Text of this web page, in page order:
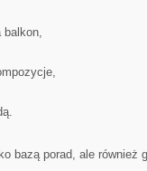
balkon,
bazą porad, ale również